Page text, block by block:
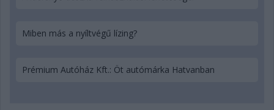
Miben más a nyíltvégű lízing?
Prémium Autóház Kft.: Öt autómárka Hatvanban